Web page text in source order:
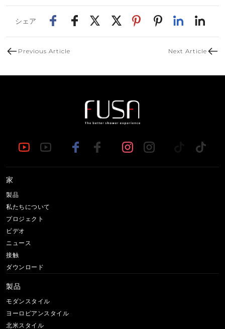
シェア
Previous Article Next Article
家
製品
私たちについて
プロジェクト
ビデオ
ニュース
接触
ダウンロード
製品
モダンスタイル
ヨーロピアンスタイル
北米スタイル